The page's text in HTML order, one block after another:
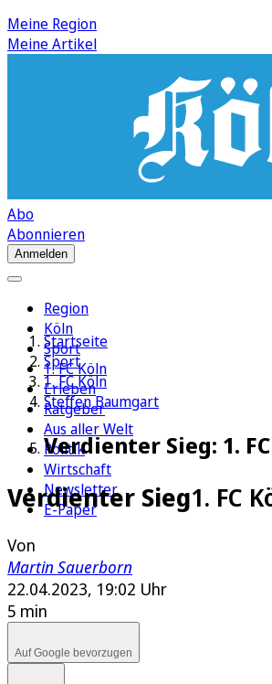
Meine Region
Meine Artikel
Abo
Abonnieren
Anmelden
Region
Köln
Sport
1. FC Köln
Erleben
Ratgeber
Aus aller Welt
Politik
Wirtschaft
Newsletter
E-Paper
Startseite
Sport
1. FC Köln
Steffen Baumgart
Verdienter Sieg: 1.
Verdienter Sieg1. FC
Von
Martin Sauerborn
22.04.2023, 19:02 Uhr
5 min
Auf Google bevorzugen